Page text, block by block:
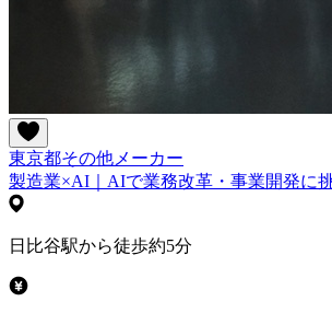
東京都その他 メーカー
製造業×AI｜AIで業務改革・事業開発に
日比谷駅から徒歩約5分